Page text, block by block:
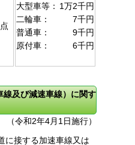
大型車等： 1万2千円
二輪車：
7千円
普通車：
9千円
原付車：
6千円
及び減速車線）に関す
（令和2年4月1日施行）
に接する加速車線又は